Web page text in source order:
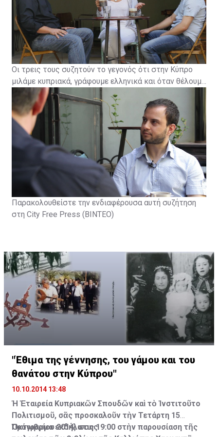
Το έργο ανεβαίνει σε μετάφραση και ελεύθερη
απόδοση στα ελληνικά της Ξένιας Μιχαήλ.
Οι τρεις τους συζητούν το γεγονός ότι στην Κύπρο
μιλάμε κυπριακά, γράφουμε ελληνικά και όταν θέλουμε
να δείξουμε πόσο μορφωμένοι και ευγενείς είμαστε
μιλάμε διαφορετικά.
Παρακολουθείστε την ενδιαφέρουσα αυτή συζήτηση
στη City Free Press (ΒΙΝΤΕΟ)
"Έθιμα της γέννησης, του γάμου και του
θανάτου στην Κύπρου"
10.10.2014 13:48
Ἡ Ἑταιρεία Κυπριακῶν Σπουδῶν καὶ τὸ Ἰνστιτοῦτο
Πολιτισμοῦ, σᾶς προσκαλοῦν τὴν Τετάρτη 15
Ὀκτωβρίου 2014, στις 19:00 στὴν παρουσίαση τῆς
Πρόγραμμα εκδήλωσης